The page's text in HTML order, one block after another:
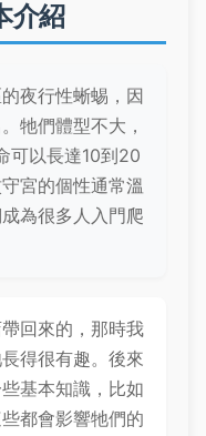
介紹
夜行性蜥蜴，因
牠們體型不大，
可以長達10到20
宮的個性通常溫
為很多人入門爬
回來的，那時我
得很有趣。後來
基本知識，比如
都會影響牠們的